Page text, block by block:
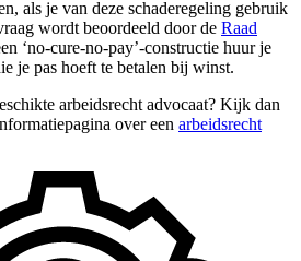
als je van deze schaderegeling gebruik
wordt beoordeeld door de Raad
‘no-cure-no-pay’-constructie huur je
je pas hoeft te betalen bij winst.
arbeidsrecht advocaat? Kijk dan
over een arbeidsrecht